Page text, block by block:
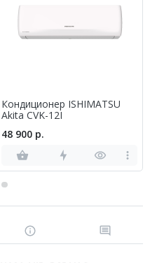
Кондиционер ISHIMATSU
Akita CVK-12I
48 900 р.